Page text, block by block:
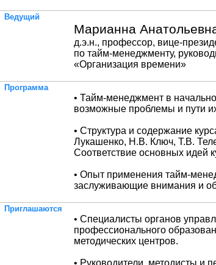
Ведущий
Марианна
д.э.н., профессор, вице-
по тайм-менеджменту,
«Организация времени»
Программа
• Тайм-менеджмент в
возможные проблемы и пути
• Структура и содержание
Лукашенко, Н.В. Ключ, Т.В.
Соответствие основных идей
• Опыт применения тайм-
заслуживающие внимания и
Приглашаются
• Специалисты органов
профессионального
методических центров.
• Руководители, методисты и